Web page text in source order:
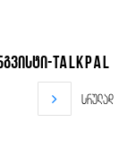
Talkpal
სრულად